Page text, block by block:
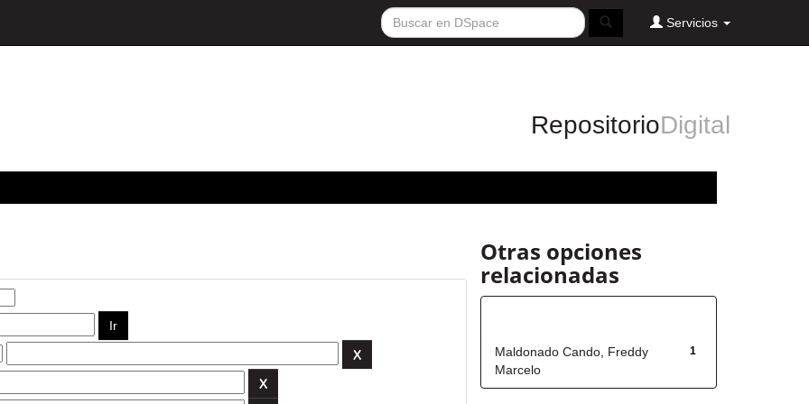
Servicios
RepositorioDigital
Otras opciones
relacionadas
1
Maldonado Cando, Freddy
Marcelo